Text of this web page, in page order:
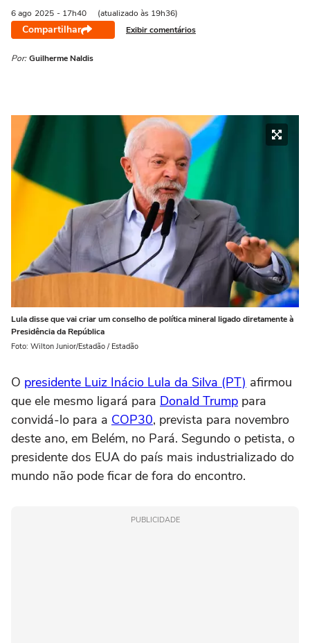
6 ago 2025 - 17h40 (atualizado às 19h36)
Compartilhar Exibir comentários
Por: Guilherme Naldis
Lula disse que vai criar um conselho de política mineral ligado diretamente à
Presidência da República
Foto: Wilton Junior/Estadão / Estadão
O presidente Luiz Inácio Lula da Silva (PT) afirmou
que ele mesmo ligará para Donald Trump para
convidá-lo para a COP30, prevista para novembro
deste ano, em Belém, no Pará. Segundo o petista, o
presidente dos EUA do país mais industrializado do
mundo não pode ficar de fora do encontro.
PUBLICIDADE